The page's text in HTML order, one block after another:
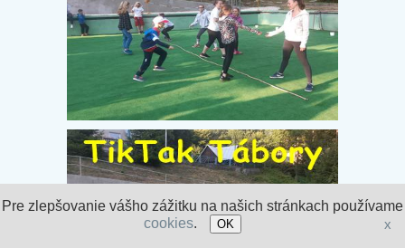
Pre zlepšovanie vášho zážitku na našich stránkach používame
cookies. OK x